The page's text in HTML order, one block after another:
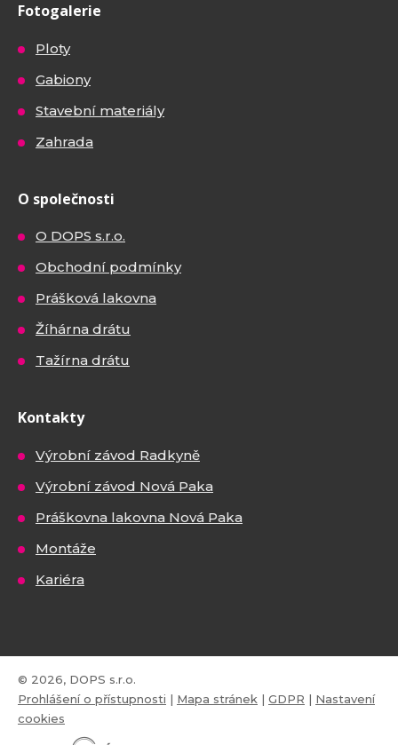
Fotogalerie
Ploty
Gabiony
Stavební materiály
Zahrada
O společnosti
O DOPS s.r.o.
Obchodní podmínky
Prášková lakovna
Žíhárna drátu
Tažírna drátu
Kontakty
Výrobní závod Radkyně
Výrobní závod Nová Paka
Práškovna lakovna Nová Paka
Montáže
Kariéra
© 2026, DOPS s.r.o.
Prohlášení o přístupnosti | Mapa stránek | GDPR | Nastavení
cookies